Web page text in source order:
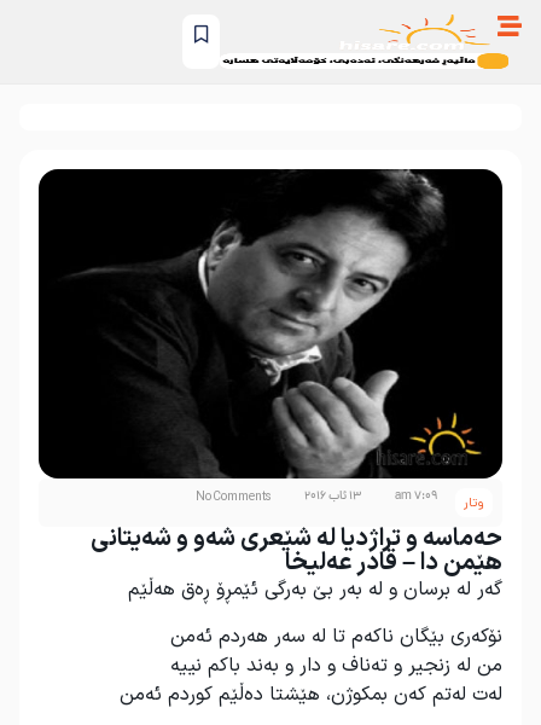
وتار 7:09 am 13 ئاب 2016 No Comments
حەماسە و تراژدیا لە شێعری شەو و شەیتانی
هێمن دا – قادر عەلیخا
گەر لە برسان و لە بەر بێ بەرگی ئێمڕۆ ڕەق هەڵێم
نۆكەری بێگان ناكەم تا لە سەر هەردم ئەمن
من لە زنجیر و تەناف و دار و بەند باكم نییە
لەت لەتم كەن بمكوژن، هێشتا دەڵێم كوردم ئەمن